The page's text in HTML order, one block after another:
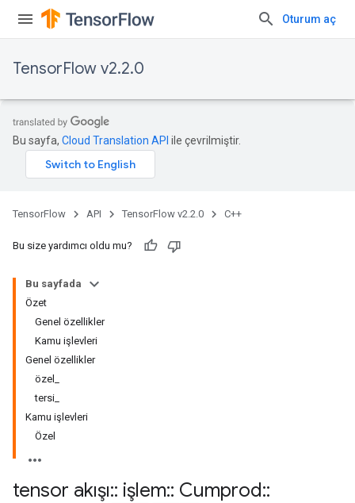
Oturum aç
TensorFlow v2.2.0
Bu sayfa, Cloud Translation API ile çevrilmiştir.
TensorFlow API TensorFlow v2.2.0 C++
Bu size yardımcı oldu mu?
Bu sayfada
Özet
Genel özellikler
Kamu işlevleri
Genel özellikler
özel_
tersi_
Kamu işlevleri
Özel
tensor akışı:: işlem:: Cumprod::